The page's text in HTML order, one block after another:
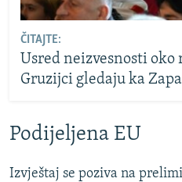
ČITAJTE:
Usred neizvesnosti
Gruzijci gledaju ka
Podijeljena EU
Izvještaj se poziva na